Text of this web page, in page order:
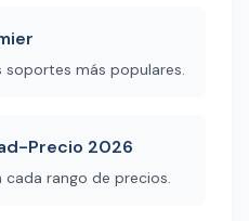
más populares.
Precio 2026
cada rango de precios.